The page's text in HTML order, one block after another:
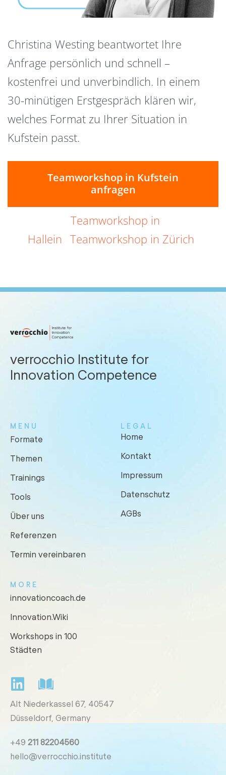
Christina Westing beantwortet Ihre
Anfrage persönlich und schnell –
kostenfrei und unverbindlich. In einem
30-minütigen Erstgespräch klären wir,
welches Format zu Ihrer Situation in
Kufstein passt.
Teamworkshop in Kufstein
anfragen
Teamworkshop in
Hallein Teamworkshop in Zürich
verrocchio Institute for
Innovation Competence
MENU
Formate
Themen
Trainings
Tools
Über uns
Referenzen
Termin vereinbaren
LEGAL
Home
Kontakt
Impressum
Datenschutz
AGBs
MORE
innovationcoach.de
Innovation.Wiki
Workshops in 100
Städten
Alt Niederkassel 67, 40547
Düsseldorf, Germany
+49 211 82204560
hello@verrocchio.institute